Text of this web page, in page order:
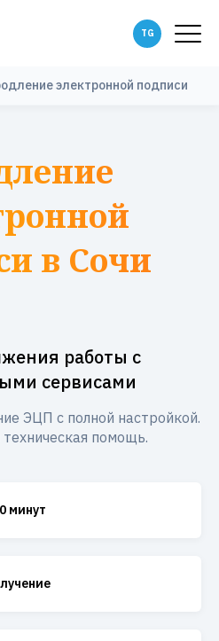
электронной подписи
в Сочи
работы с
сервисами
ЭЦП с полной настройкой.
техническая помощь.
минут